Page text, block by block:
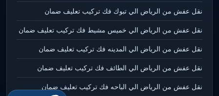
نقل عفش من الرياض الي تبوك فك تركيب تعليف ضمان
نقل عفش من الرياض الي خميس مشيط فك تركيب تعليف ضمان
نقل عفش من الرياض الي المدينه فك تركيب تعليف ضمان
نقل عفش من الرياض الي الطائف فك تركيب تعليف ضمان
نقل عفش من الرياض الي الباحه فك تركيب تعليف ضمان